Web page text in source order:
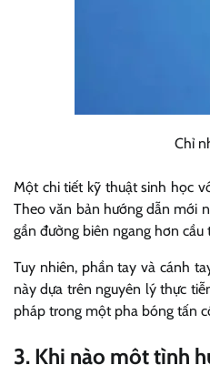
Chỉ
Một chi tiết kỹ thuật sinh học
Theo văn bản hướng dẫn mới
gần đường biên ngang hơn
Tuy nhiên, phần tay và cánh
này dựa trên nguyên lý thực
pháp trong một pha bóng tấn
3. Khi nào một tình